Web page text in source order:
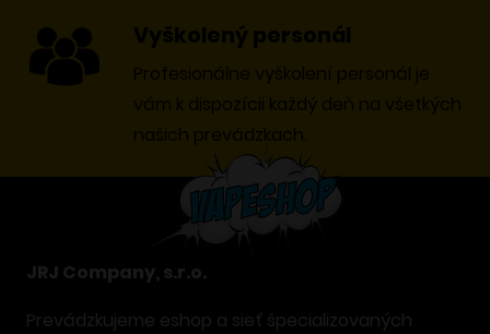
Vyškolený personál
Profesionálne vyškolení personál je
vám k dispozícii každý deň na všetkých
našich prevádzkach.
JRJ Company, s.r.o.
Prevádzkujeme eshop a sieť špecializovaných